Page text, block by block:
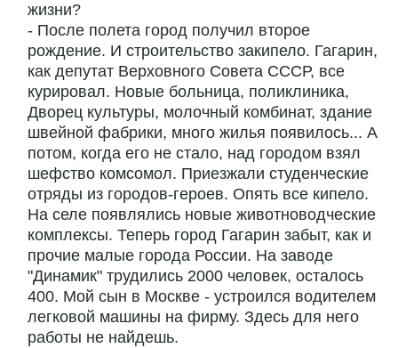
жизни?
- После полета город получил второе
рождение. И строительство закипело. Гагарин,
как депутат Верховного Совета СССР, все
курировал. Новые больница, поликлиника,
Дворец культуры, молочный комбинат, здание
швейной фабрики, много жилья появилось... А
потом, когда его не стало, над городом взял
шефство комсомол. Приезжали студенческие
отряды из городов-героев. Опять все кипело.
На селе появлялись новые животноводческие
комплексы. Теперь город Гагарин забыт, как и
прочие малые города России. На заводе
"Динамик" трудились 2000 человек, осталось
400. Мой сын в Москве - устроился водителем
легковой машины на фирму. Здесь для него
работы не найдешь.